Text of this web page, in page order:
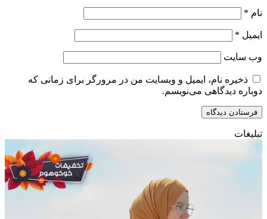
نام *
ایمیل *
وب‌ سایت
ذخیره نام، ایمیل و وبسایت من در مرورگر برای زمانی که
دوباره دیدگاهی می‌نویسم.
تبلیغات